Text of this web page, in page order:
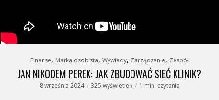
Finanse, Marka osobista, Wywiady, Zarządzanie, Zespół
JAN NIKODEM PEREK: JAK ZBUDOWAĆ SIEĆ KLINIK?
8 września 2024 325 wyświetleń 1 min. czytania